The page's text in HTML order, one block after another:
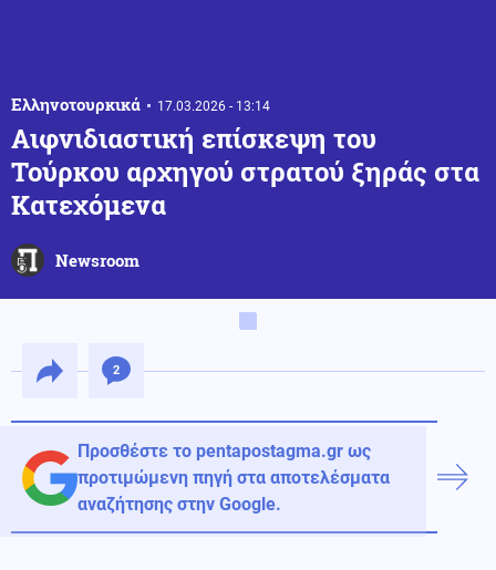
Ελληνοτουρκικά 17.03.2026 - 13:14
Αιφνιδιαστική επίσκεψη του
Τούρκου αρχηγού στρατού ξηράς στα
Κατεχόμενα
Newsroom
2
Προσθέστε το pentapostagma.gr ως
προτιμώμενη πηγή στα αποτελέσματα
αναζήτησης στην Google.